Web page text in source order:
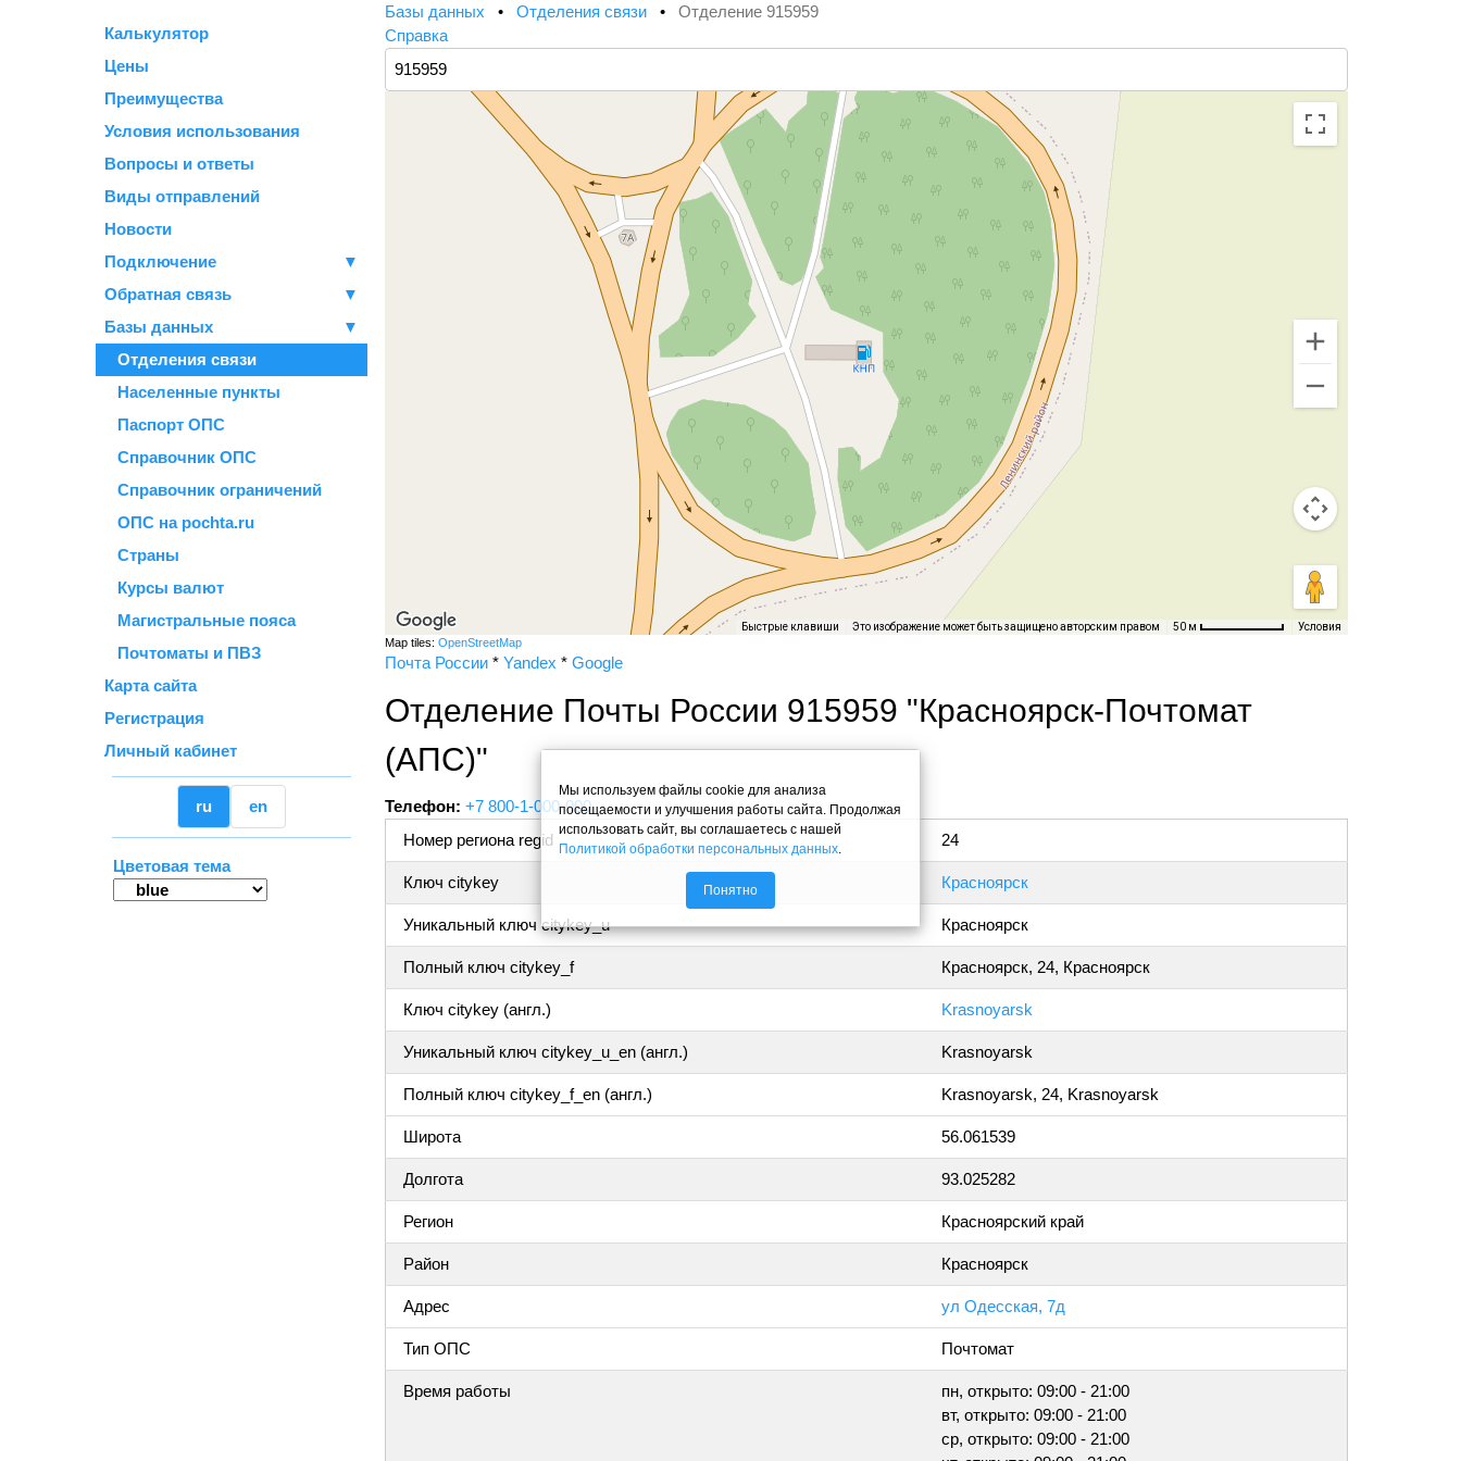
Калькулятор
Цены
Преимущества
Условия использования
Вопросы и ответы
Виды отправлений
Новости
Подключение
▼
Обратная связь
▼
Базы данных
▼
Отделения связи
Населенные пункты
Паспорт ОПС
Справочник ОПС
Справочник ограничений
ОПС на pochta.ru
Страны
Курсы валют
Магистральные пояса
Почтоматы и ПВЗ
Карта сайта
Регистрация
Личный кабинет
ru en
Цветовая тема
Базы данных • Отделения связи • Отделение 915959
Справка
Быстрые клавиши Это изображение может быть защищено авторским правом 50 м Условия
Map tiles: OpenStreetMap
Почта России * Yandex * Google
Отделение Почты России 915959 "Красноярск-Почтомат
(АПС)"
Телефон: +7 800-1-000-000
Номер региона regid
24
Ключ citykey Красноярск
Уникальный ключ citykey_u Красноярск
Полный ключ citykey_f Красноярск, 24, Красноярск
Ключ citykey (англ.) Krasnoyarsk
Уникальный ключ citykey_u_en (англ.) Krasnoyarsk
Полный ключ citykey_f_en (англ.) Krasnoyarsk, 24, Krasnoyarsk
Широта 56.061539
Долгота 93.025282
Регион Красноярский край
Район Красноярск
Адрес ул Одесская, 7д
Тип ОПС Почтомат
Время работы
пн, открыто: 09:00 - 21:00
вт, открыто: 09:00 - 21:00
ср, открыто: 09:00 - 21:00
Мы используем файлы cookie для анализа
посещаемости и улучшения работы сайта. Продолжая
использовать сайт, вы соглашаетесь с нашей
Политикой обработки персональных данных
Понятно